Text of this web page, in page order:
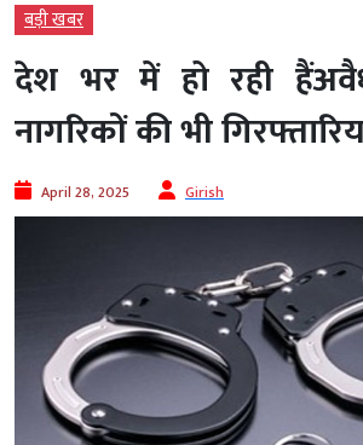
बड़ी खबर
देश भर में हो रही
नागरिकों की भी
April 28, 2025 Girish